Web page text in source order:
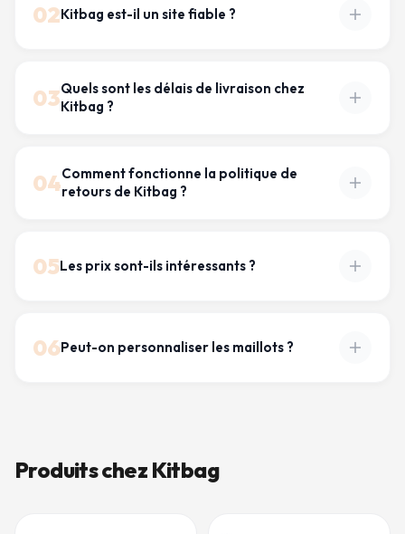
02Kitbag est-il un site fiable ?
03Quels sont les délais de livraison chez
Kitbag ?
04Comment fonctionne la politique de
retours de Kitbag ?
05Les prix sont-ils intéressants ?
06Peut-on personnaliser les maillots ?
Produits chez Kitbag